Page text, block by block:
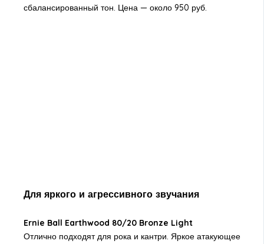
сбалансированный тон. Цена — около 950 руб.
Для яркого и агрессивного звучания
Ernie Ball Earthwood 80/20 Bronze Light
Отлично подходят для рока и кантри. Яркое атакующее